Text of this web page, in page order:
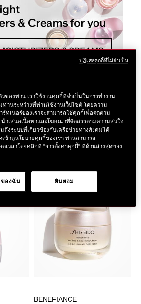
Filter
BENEFIANCE
วของท่าน เราใช้งานคุกกี้ที่จำเป็นในการทำงาน
ท่านระหว่างที่ท่านใช้งานเว็บไซต์ โดยความ
ทเนอร์ของเราจะสามารถใช้คุกกี้เพื่อติดตาม
ำเสนอเนื้อหาและโฆษณาที่จัดสรรตามความสนใจ
ถึงระบบที่เกี่ยวข้องกับเครือข่ายทางสังคมได้
ข้าดูนโยบายคุกกี้ของเรา ท่านสามารถ
ดเวลาโดยคลิกที่ "การตั้งค่าคุกกี้" ที่ด้านล่างสุดของ
ยินยอม
ของฉัน
ปฏิเสธคุกกี้ที่ไม่จำเป็น